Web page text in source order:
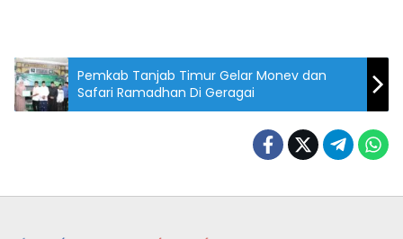
Pemkab Tanjab Timur Gelar Monev dan
Safari Ramadhan Di Geragai